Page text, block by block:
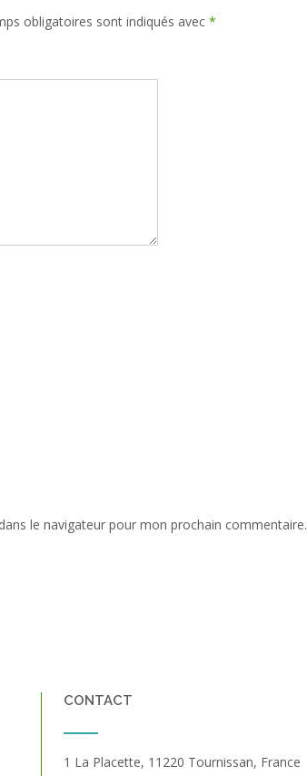
obligatoires sont indiqués avec *
le navigateur pour mon prochain commentaire.
CONTACT
1 La Placette, 11220 Tournissan, France